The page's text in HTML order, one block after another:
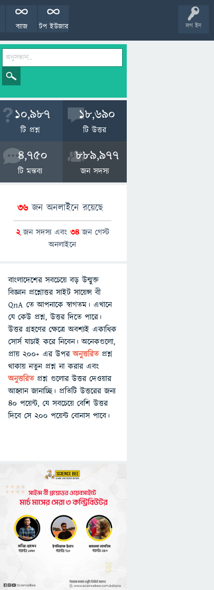
লগ ইন
টপ ইউজার
ব্যাজ
10,987
টি প্রশ্ন
18,690
টি উত্তর
4,750
টি মন্তব্য
889,977
জন সদস্য
36 জন অনলাইনে রয়েছে
2জন সদস্য এবং 34জন গেস্ট
অনলাইনে
বাংলাদেশের সবচেয়ে বড় উন্মুক্ত
বিজ্ঞান প্রশ্নোত্তর সাইট সায়েন্স বী
QnA তে আপনাকে স্বাগতম। এখানে
যে কেউ প্রশ্ন, উত্তর দিতে পারে।
উত্তর গ্রহণের ক্ষেত্রে অবশ্যই একাধিক
সোর্স যাচাই করে নিবেন। অনেকগুলো,
প্রায় ২০০+ এর উপরঅনুত্তরিতপ্রশ্ন
থাকায় নতুন প্রশ্ন না করার এবং
অনুত্তরিত প্রশ্ন গুলোর উত্তর দেওয়ার
আহ্বান জানাচ্ছি। প্রতিটি উত্তরের জন্য
৪০ পয়েন্ট, যে সবচেয়ে বেশি উত্তর
দিবে সে ২০০ পয়েন্ট বোনাস পাবে।